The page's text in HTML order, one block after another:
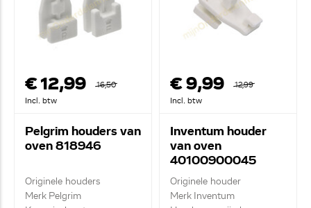
€ 12,99
16,50
Incl. btw
Pelgrim houders van
oven 818946
Originele houders
Merk Pelgrim
€ 9,99
12,99
Incl. btw
Inventum houder
van oven
40100900045
Originele houder
Merk Inventum